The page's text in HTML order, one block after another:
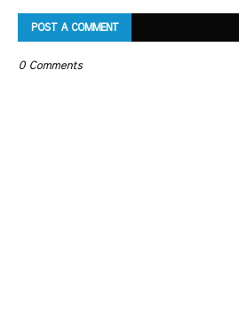
POST A COMMENT
0 Comments